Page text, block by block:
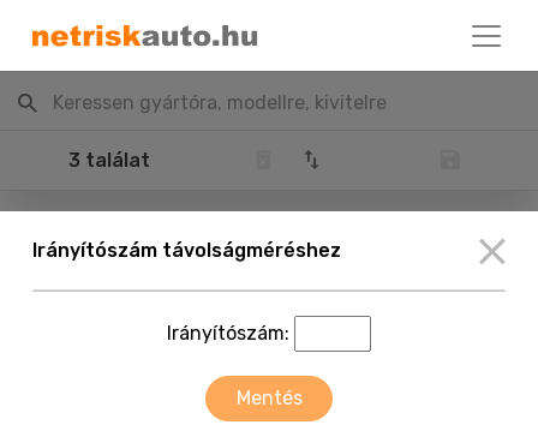
Keressen gyártóra, modellre, kivitelre
3 találat
Irányítószám távolságméréshez
Irányítószám:
Mentés